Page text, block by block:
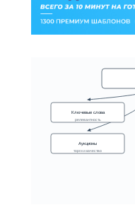
Ключевые слова
Аукционы
релевантность
торги и качество